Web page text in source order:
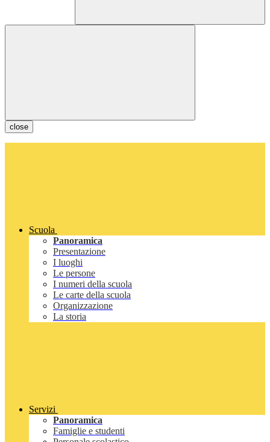
close
Scuola
Panoramica
Presentazione
I luoghi
Le persone
I numeri della scuola
Le carte della scuola
Organizzazione
La storia
Servizi
Panoramica
Famiglie e studenti